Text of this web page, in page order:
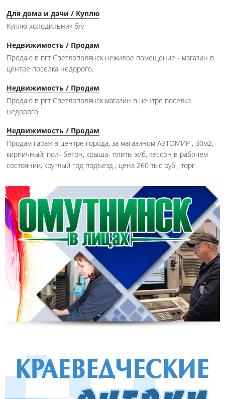
Для дома и дачи / Куплю
Куплю холодильник б/у
Недвижимость / Продам
Продаю в пгт Светлополянск нежилое помещение - магазин в
центре поселка недорого.
Недвижимость / Продам
Продаю в ргт Светлополянск магазин в центре поселка
недорого
Недвижимость / Продам
Продам гараж в центре города, за магазином АВТОМИР , 30м2,
кирпичный, пол- бетон, крыша- плиты ж/б, кессон в рабочем
состоянии, круглый год подъезд , цена 260 тыс руб , торг